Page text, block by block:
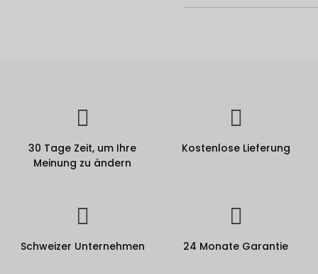
30 Tage Zeit, um Ihre
Meinung zu ändern
Kostenlose Lieferung
Schweizer Unternehmen 24 Monate Garantie